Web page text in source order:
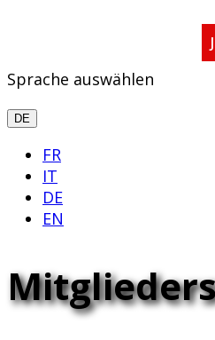
Sprache auswählen
DE
FR
IT
DE
EN